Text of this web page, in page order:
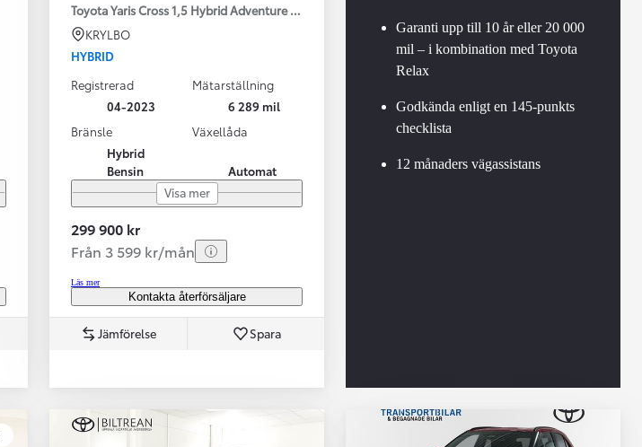
Från 324 900 kr
Från 3 194 kr/mån
Toyota C-HR
HYBRID & LADDHYBRID
Vi har Sveriges mest nöjda
Toyota
När varje jobb
Toyota Yaris Cross 1,5 Hybrid Adventure Drag V-Hjul
KRYLBO
HYBRID
Registrerad
04-2023
Mätarställning
6 289 mil
Bränsle
Hybrid
Bensin
Växellåda
Automat
Visa mer
299 900 kr
Från 3 599 kr/mån
Läs mer
Kontakta återförsäljare
Jämförelse Spara
Garanti upp till 10 år eller 20 000
mil – i kombination med Toyota
Relax
Godkända enligt en 145-punkts
checklista
12 månaders vägassistans